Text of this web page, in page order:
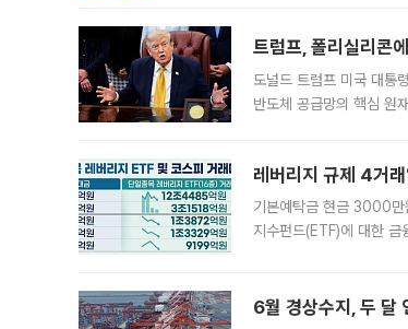
트럼프, 폴리실리콘
도널드 트럼프 미국 대통
반도체 공급망의 핵심 원
레버리지 규제 4거
기본예탁금 현금 3000만
지수펀드(ETF)에 대한
6월 경상수지, 두 달